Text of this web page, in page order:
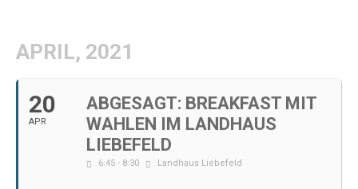
APRIL, 2021
20
APR
ABGESAGT: BREAKFAST MIT
WAHLEN IM LANDHAUS
LIEBEFELD
6:45 - 8:30 Landhaus Liebefeld